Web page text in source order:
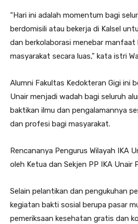
“Hari ini adalah momentum bagi
berdomisili atau bekerja di Kalsel
dan berkolaborasi menebar manfaat
masyarakat secara luas,” kata istri
Alumni Fakultas Kedokteran Gigi ini
Unair menjadi wadah bagi seluruh
baktikan ilmu dan pengalamannya
dan profesi bagi masyarakat.
Rencananya Pengurus Wilayah IKA
oleh Ketua dan Sekjen PP IKA Unair
Selain pelantikan dan pengukuhan
kegiatan bakti sosial berupa pasar
pemeriksaan kesehatan gratis dan